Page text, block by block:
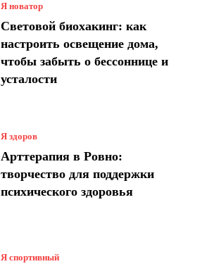
Я новатор
Световой биохакинг: как
настроить освещение дома,
чтобы забыть о бессоннице и
усталости
Я здоров
Арттерапия в Ровно:
творчество для поддержки
психического здоровья
Я спортивный